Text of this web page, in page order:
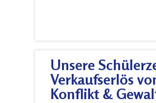
Unsere
Verkaufserlös
Konflikt &